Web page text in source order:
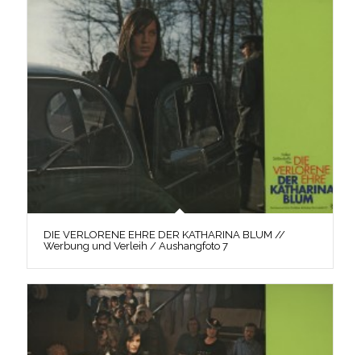
DIE VERLORENE EHRE DER KATHARINA BLUM //
Werbung und Verleih / Aushangfoto 7